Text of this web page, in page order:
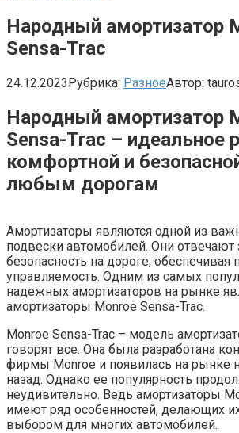
Народный амортизатор
Sensa-Trac
24.12.2023Рубрика: РазноеАвтор:
Народный амортизатор
Sensa-Trac – идеальное
комфортной и
любым дорогам
Амортизаторы являются одной из
подвески автомобилей. Они отвечают
безопасность на дороге, обеспечивая
управляемость. Одним из самых
надежных амортизаторов на рынке
амортизаторы Monroe Sensa-Trac.
Monroe Sensa-Trac – модель
говорят все. Она была разработана
фирмы Monroe и появилась на рынке
назад. Однако ее популярность
неудивительно. Ведь амортизаторы
имеют ряд особенностей, делающих
выбором для многих автомобилей.